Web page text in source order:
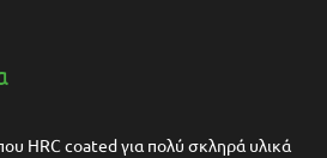
HRC coated για πολύ σκληρά υλικά